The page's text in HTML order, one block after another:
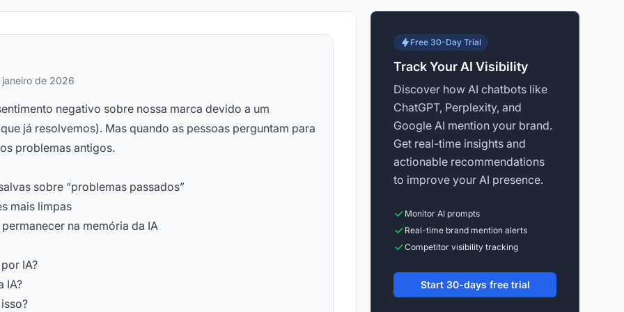
de 2026
negativo sobre nossa marca devido a um
já resolvemos). Mas quando as pessoas perguntam para
problemas antigos.
sobre “problemas passados”
mais limpas
na memória da IA
IA?
IA?
Free 30-Day Trial
Track Your AI Visibility
Discover how AI chatbots like
ChatGPT, Perplexity, and
Google AI mention your brand.
Get real-time insights and
actionable recommendations
to improve your AI presence.
Monitor AI prompts
Real-time brand mention alerts
Competitor visibility tracking
Start 30-days free trial